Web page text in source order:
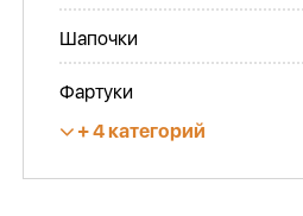
Шапочки
Фартуки
4 категорий